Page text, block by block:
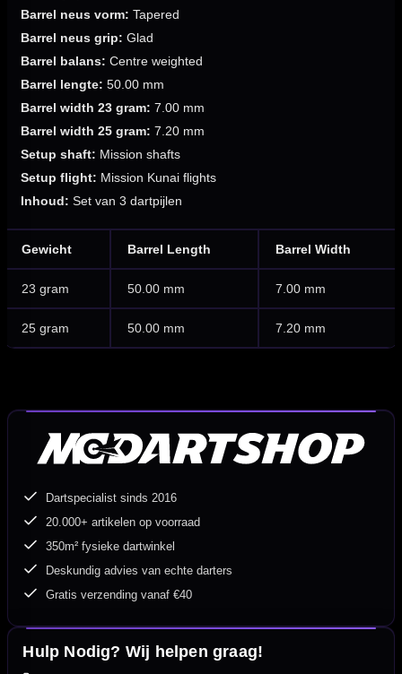
Barrel neus vorm: Tapered
Barrel neus grip: Glad
Barrel balans: Centre weighted
Barrel lengte: 50.00 mm
Barrel width 23 gram: 7.00 mm
Barrel width 25 gram: 7.20 mm
Setup shaft: Mission shafts
Setup flight: Mission Kunai flights
Inhoud: Set van 3 dartpijlen
Gewicht Barrel Length Barrel Width
23 gram 50.00 mm 7.00 mm
25 gram 50.00 mm 7.20 mm
Dartspecialist sinds 2016
20.000+ artikelen op voorraad
350m² fysieke dartwinkel
Deskundig advies van echte darters
Gratis verzending vanaf €40
Hulp Nodig? Wij helpen graag!